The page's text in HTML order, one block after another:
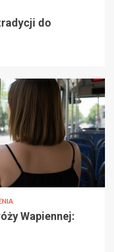
do
Wapiennej: